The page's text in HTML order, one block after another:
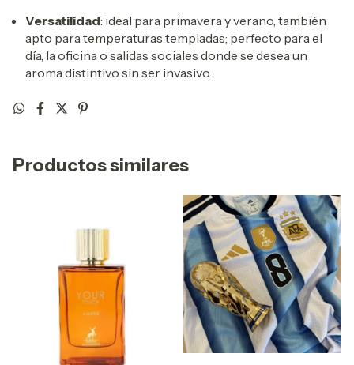
Versatilidad: ideal para primavera y verano, también
apto para temperaturas templadas; perfecto para el
día, la oficina o salidas sociales donde se desea un
aroma distintivo sin ser invasivo .
Productos similares